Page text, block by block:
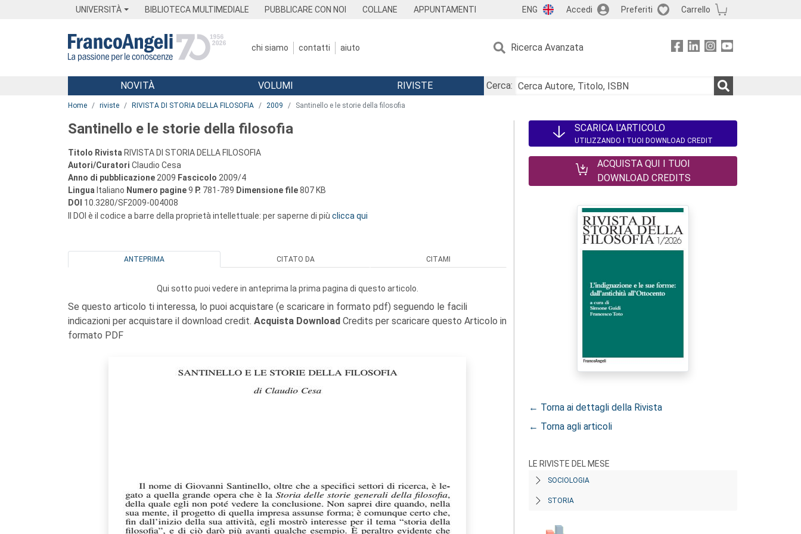
UNIVERSITÀ BIBLIOTECA MULTIMEDIALE PUBBLICARE CON NOI COLLANE APPUNTAMENTI ENG Accedi Preferiti Carrello
chi siamo contatti aiuto Ricerca Avanzata
Menu
NOVITÀ VOLUMI RIVISTE
Cerca:
Home riviste RIVISTA DI STORIA DELLA FILOSOFIA 2009 Santinello e le storie della filosofia
Santinello e le storie della filosofia
Titolo Rivista RIVISTA DI STORIA DELLA FILOSOFIA
Autori/Curatori Claudio Cesa
Anno di pubblicazione 2009 Fascicolo 2009/4
Lingua Italiano Numero pagine9 P. 781-789 Dimensione file807 KB
DOI 10.3280/SF2009-004008
Il DOI è il codice a barre della proprietà intellettuale: per saperne di più clicca qui
ANTEPRIMA CITATO DA CITAMI
Qui sotto puoi vedere in anteprima la prima pagina di questo articolo.
Se questo articolo ti interessa, lo puoi acquistare (e scaricare in formato pdf) seguendo le facili
indicazioni per acquistare il download credit. Acquista Download Credits per scaricare questo Articolo in
formato PDF
SCARICA L'ARTICOLO
UTILIZZANDO I TUOI DOWNLOAD CREDIT
ACQUISTA QUI I TUOI
DOWNLOAD CREDITS
← Torna ai dettagli della Rivista
← Torna agli articoli
LE RIVISTE DEL MESE
SOCIOLOGIA
STORIA